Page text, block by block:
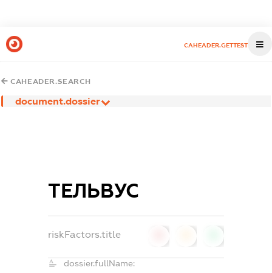
CAHEADER.GETTEST
CAHEADER.SEARCH
document.dossier
ТЕЛЬВУС
riskFactors.title
dossier.fullName: